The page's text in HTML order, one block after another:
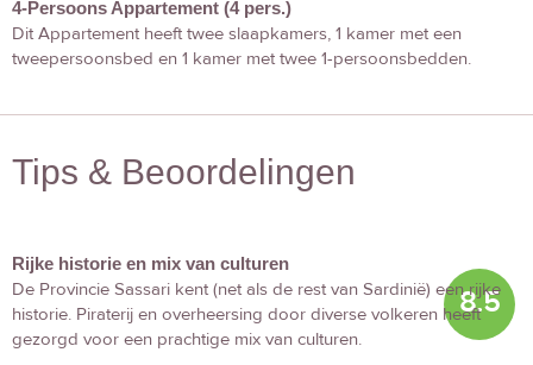
4-Persoons Appartement (4 pers.)
Dit Appartement heeft twee slaapkamers, 1 kamer met een
tweepersoonsbed en 1 kamer met twee 1-persoonsbedden.
Tips & Beoordelingen
8.5
Rijke historie en mix van culturen
De Provincie Sassari kent (net als de rest van Sardinië) een rijke
historie. Piraterij en overheersing door diverse volkeren heeft
gezorgd voor een prachtige mix van culturen.